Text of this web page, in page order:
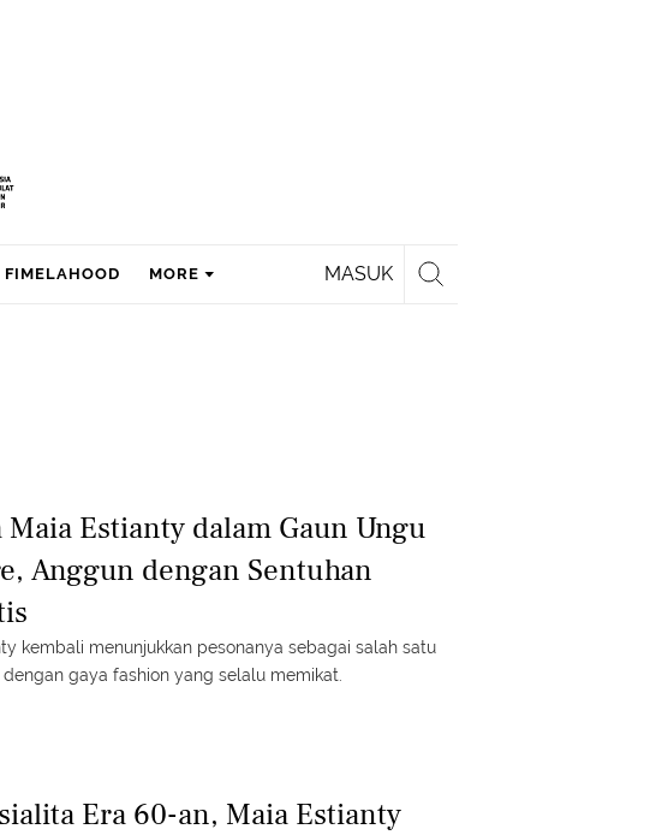
MASUK
FIMELAHOOD MORE
Maia Estianty dalam Gaun Ungu
Anggun dengan Sentuhan
kembali menunjukkan pesonanya sebagai salah satu
gaya fashion yang selalu memikat.
Era 60-an, Maia Estianty